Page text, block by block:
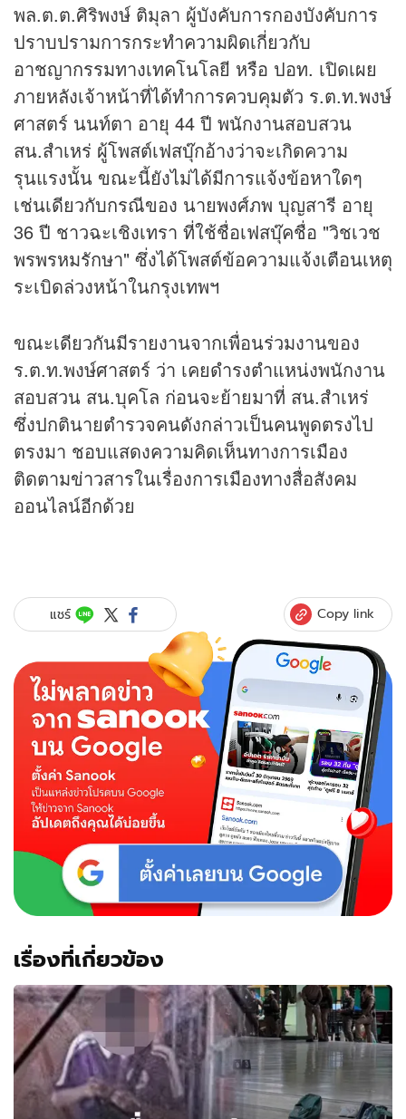
พล.ต.ต.ศิริพงษ์ ติมุลา ผู้บังคับการกองบังคับการ
ปราบปรามการกระทำความผิดเกี่ยวกับ
อาชญากรรมทางเทคโนโลยี หรือ ปอท. เปิดเผย
ภายหลังเจ้าหน้าที่ได้ทำการควบคุมตัว ร.ต.ท.พงษ์
ศาสตร์ นนท์ตา อายุ 44 ปี พนักงานสอบสวน
สน.สำเหร่ ผู้โพสต์เฟสบุ๊กอ้างว่าจะเกิดความ
รุนแรงนั้น ขณะนี้ยังไม่ได้มีการแจ้งข้อหาใดๆ
เช่นเดียวกับกรณีของ นายพงศ์ภพ บุญสารี อายุ
36 ปี ชาวฉะเชิงเทรา ที่ใช้ชื่อเฟสบุ๊คชื่อ "วิชเวช
พรพรหมรักษา" ซึ่งได้โพสต์ข้อความแจ้งเตือนเหตุ
ระเบิดล่วงหน้าในกรุงเทพฯ
ขณะเดียวกันมีรายงานจากเพื่อนร่วมงานของ
ร.ต.ท.พงษ์ศาสตร์ ว่า เคยดำรงตำแหน่งพนักงาน
สอบสวน สน.บุคโล ก่อนจะย้ายมาที่ สน.สำเหร่
ซึ่งปกตินายตำรวจคนดังกล่าวเป็นคนพูดตรงไป
ตรงมา ชอบแสดงความคิดเห็นทางการเมือง
ติดตามข่าวสารในเรื่องการเมืองทางสื่อสังคม
ออนไลน์อีกด้วย
แชร์ Copy link
เรื่องที่เกี่ยวข้อง